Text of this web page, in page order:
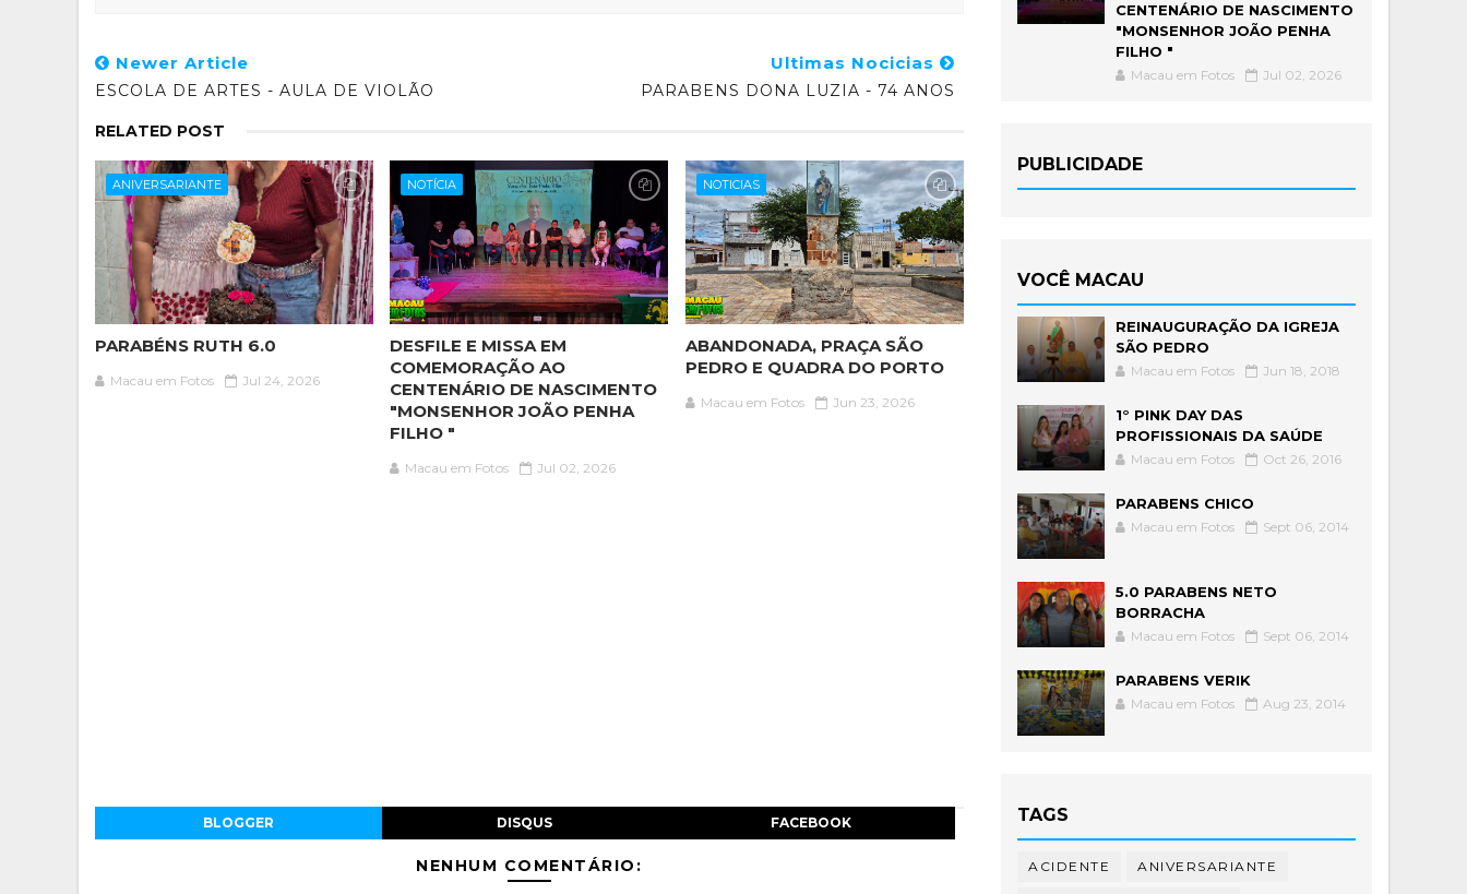
Newer Article
ESCOLA DE ARTES - AULA DE VIOLÃO
Ultimas Nocicias
PARABENS DONA LUZIA - 74 ANOS
RELATED POST
ANIVERSARIANTE
PARABÉNS RUTH 6.0
Macau em Fotos Jul 24, 2026
NOTÍCIA
DESFILE E MISSA EM
COMEMORAÇÃO AO
CENTENÁRIO DE NASCIMENTO
"MONSENHOR JOÃO PENHA
FILHO "
Macau em Fotos Jul 02, 2026
NOTICIAS
ABANDONADA, PRAÇA SÃO
PEDRO E QUADRA DO PORTO
Macau em Fotos Jun 23, 2026
BLOGGER DISQUS FACEBOOK
NENHUM COMENTÁRIO:
CENTENÁRIO DE NASCIMENTO
"MONSENHOR JOÃO PENHA
FILHO "
Macau em Fotos Jul 02, 2026
PUBLICIDADE
VOCÊ MACAU
REINAUGURAÇÃO DA IGREJA
SÃO PEDRO
Macau em Fotos Jun 18, 2018
1° PINK DAY DAS
PROFISSIONAIS DA SAÚDE
Macau em Fotos Oct 26, 2016
PARABENS CHICO
Macau em Fotos Sept 06, 2014
5.0 PARABENS NETO
BORRACHA
Macau em Fotos Sept 06, 2014
PARABENS VERIK
Macau em Fotos Aug 23, 2014
TAGS
ACIDENTE ANIVERSARIANTE